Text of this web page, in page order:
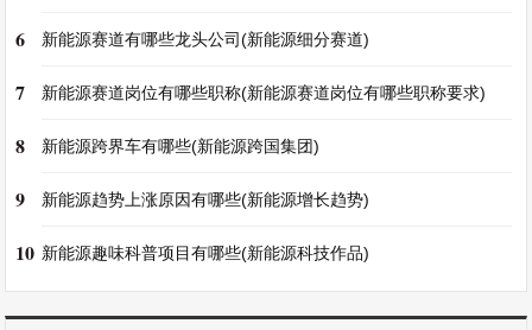
6 新能源赛道有哪些龙头公司(新能源细分赛道)
7 新能源赛道岗位有哪些职称(新能源赛道岗位有哪些职称要求)
8 新能源跨界车有哪些(新能源跨国集团)
9 新能源趋势上涨原因有哪些(新能源增长趋势)
10 新能源趣味科普项目有哪些(新能源科技作品)